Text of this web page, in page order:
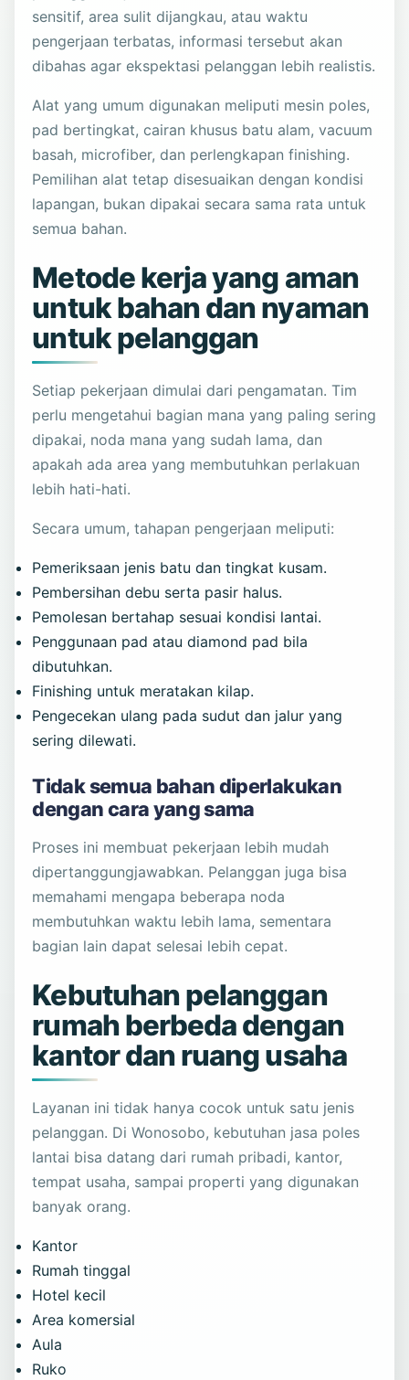
sensitif, area sulit dijangkau, atau waktu
pengerjaan terbatas, informasi tersebut akan
dibahas agar ekspektasi pelanggan lebih realistis.
Alat yang umum digunakan meliputi mesin poles,
pad bertingkat, cairan khusus batu alam, vacuum
basah, microfiber, dan perlengkapan finishing.
Pemilihan alat tetap disesuaikan dengan kondisi
lapangan, bukan dipakai secara sama rata untuk
semua bahan.
Metode kerja yang aman
untuk bahan dan nyaman
untuk pelanggan
Setiap pekerjaan dimulai dari pengamatan. Tim
perlu mengetahui bagian mana yang paling sering
dipakai, noda mana yang sudah lama, dan
apakah ada area yang membutuhkan perlakuan
lebih hati-hati.
Secara umum, tahapan pengerjaan meliputi:
Pemeriksaan jenis batu dan tingkat kusam.
Pembersihan debu serta pasir halus.
Pemolesan bertahap sesuai kondisi lantai.
Penggunaan pad atau diamond pad bila
dibutuhkan.
Finishing untuk meratakan kilap.
Pengecekan ulang pada sudut dan jalur yang
sering dilewati.
Tidak semua bahan diperlakukan
dengan cara yang sama
Proses ini membuat pekerjaan lebih mudah
dipertanggungjawabkan. Pelanggan juga bisa
memahami mengapa beberapa noda
membutuhkan waktu lebih lama, sementara
bagian lain dapat selesai lebih cepat.
Kebutuhan pelanggan
rumah berbeda dengan
kantor dan ruang usaha
Layanan ini tidak hanya cocok untuk satu jenis
pelanggan. Di Wonosobo, kebutuhan jasa poles
lantai bisa datang dari rumah pribadi, kantor,
tempat usaha, sampai properti yang digunakan
banyak orang.
Kantor
Rumah tinggal
Hotel kecil
Area komersial
Aula
Ruko